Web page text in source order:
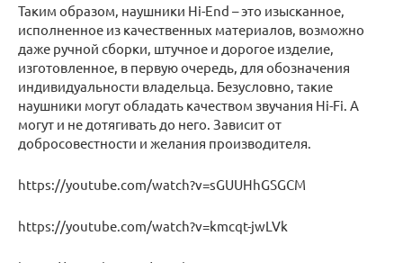
Таким образом, наушники Hi-End – это изысканное,
исполненное из качественных материалов, возможно
даже ручной сборки, штучное и дорогое изделие,
изготовленное, в первую очередь, для обозначения
индивидуальности владельца. Безусловно, такие
наушники могут обладать качеством звучания Hi-Fi. А
могут и не дотягивать до него. Зависит от
добросовестности и желания производителя.
https://youtube.com/watch?v=sGUUHhGSGCM
https://youtube.com/watch?v=kmcqt-jwLVk